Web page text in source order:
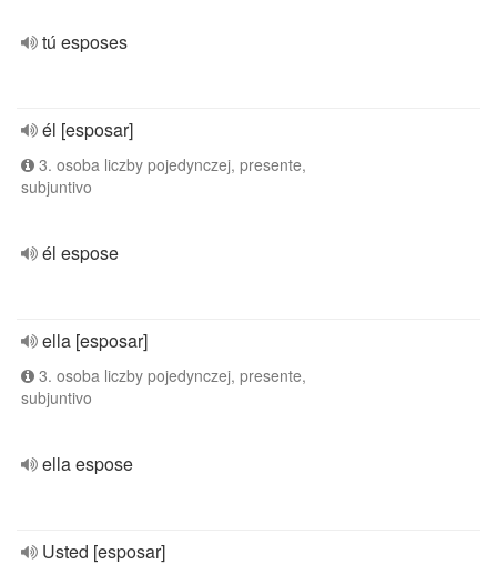
tú esposes
él [esposar]
3. osoba liczby pojedynczej, presente,
subjuntivo
él espose
ella [esposar]
3. osoba liczby pojedynczej, presente,
subjuntivo
ella espose
Usted [esposar]